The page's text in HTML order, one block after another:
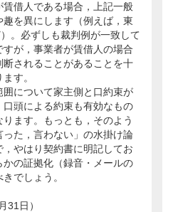
借人である場合，上記一般
を異にします（例えば，東
。必ずしも裁判例が一致して
が，事業者が賃借人の場合
されることがあることを十
す。
について家主側と口約束が
頭による約束も有効なもの
ます。もっとも，そのよう
た，言わない」の水掛け論
，やはり契約書に明記してお
かの証拠化（録音・メールの
でしょう。
31日）